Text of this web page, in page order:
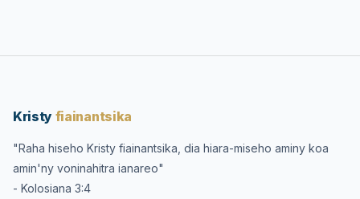
Kristy fiainantsika
"Raha hiseho Kristy fiainantsika, dia hiara-miseho aminy koa
amin'ny voninahitra ianareo"
- Kolosiana 3:4